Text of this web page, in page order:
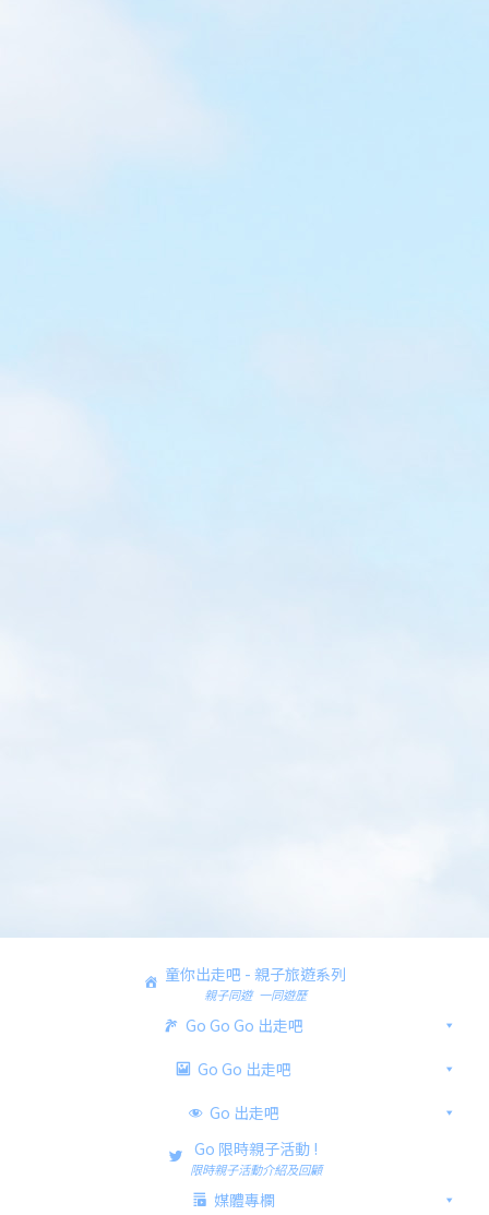
童你出走吧 - 親子旅遊系列
親子同遊 一同遊歷
Go Go Go 出走吧
Go Go 出走吧
Go 出走吧
Go 限時親子活動 !
限時親子活動介紹及回顧
媒體專欄